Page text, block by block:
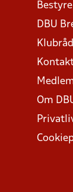
DBU
Om